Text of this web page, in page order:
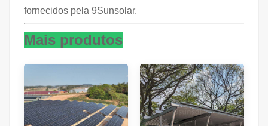
fornecidos pela 9Sunsolar.
Mais produtos